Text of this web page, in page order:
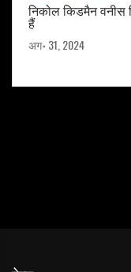
निकोल किडमैन वनीस
हैं
अग॰ 31, 2024